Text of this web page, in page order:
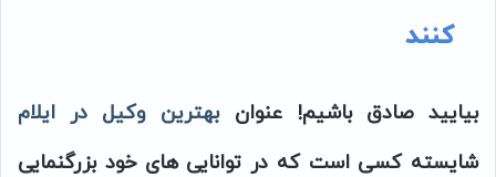
کنند
بیایید صادق باشیم! عنوانبهترین وکیل در ایلام
شایسته کسی است که در توانایی های خود بزرگنمایی